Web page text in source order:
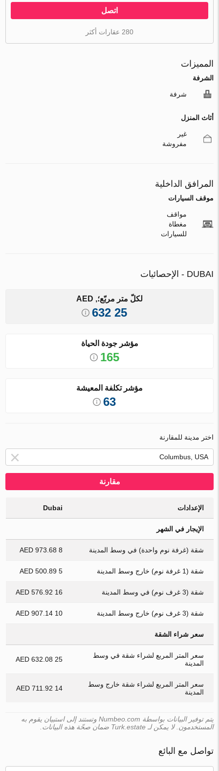
اتصل
280 عقارات أكثر
المميزات
الشرفة
شرفة
أثاث المنزل
غير
مفروشة
المرافق الداخلية
موقف السيارات
مواقف
مغطاة
للسيارات
DUBAI - الإحصائيات
لكلّ متر مربّع؛, AED
25 632
مؤشر جودة الحياة
165
مؤشر تكلفة المعيشة
63
اختر مدينة للمقارنة
مقارنة
الإعدادات Dubai
الإيجار في الشهر
شقة (غرفة نوم واحدة) في وسط المدينة 8 973.68 AED
شقة (1 غرفة نوم) خارج وسط المدينة 5 500.89 AED
شقة (3 غرف نوم) في وسط المدينة 16 576.92 AED
شقة (3 غرف نوم) خارج وسط المدينة 10 907.14 AED
سعر شراء الشقة
سعر المتر المربع لشراء شقة في وسط
المدينة
25 632.08 AED
سعر المتر المربع لشراء شقة خارج وسط
المدينة
14 711.92 AED
يتم توفير البيانات بواسطة Numbeo.com وتستند إلى استبيان يقوم به
المستخدمون. لا يمكن لـ Turk.estate ضمان صحّة هذه البيانات.
تواصل مع البائع